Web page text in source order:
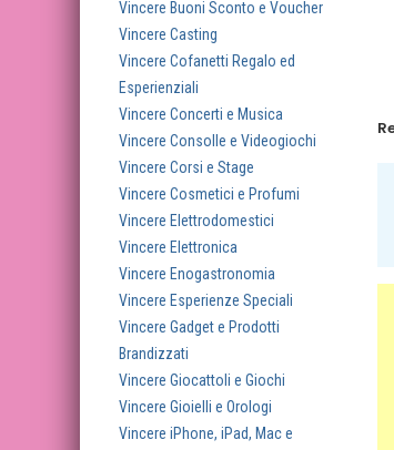
Vincere Buoni Sconto e Voucher
Vincere Casting
Vincere Cofanetti Regalo ed
Esperienziali
Vincere Concerti e Musica
Vincere Consolle e Videogiochi
Vincere Corsi e Stage
Vincere Cosmetici e Profumi
Vincere Elettrodomestici
Vincere Elettronica
Vincere Enogastronomia
Vincere Esperienze Speciali
Vincere Gadget e Prodotti
Brandizzati
Vincere Giocattoli e Giochi
Vincere Gioielli e Orologi
Vincere iPhone, iPad, Mac e